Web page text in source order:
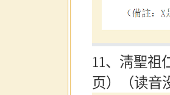
11、淸聖祖
页）（读音